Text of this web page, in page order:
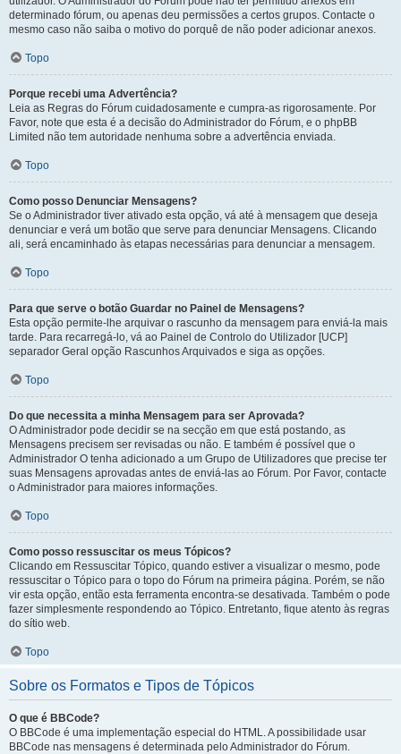
determinado fórum, ou apenas deu permissões a certos grupos. Contacte o
mesmo caso não saiba o motivo do porquê de não poder adicionar anexos.
Topo
Porque recebi uma Advertência?
Leia as Regras do Fórum cuidadosamente e cumpra-as rigorosamente. Por
Favor, note que esta é a decisão do Administrador do Fórum, e o phpBB
Limited não tem autoridade nenhuma sobre a advertência enviada.
Topo
Como posso Denunciar Mensagens?
Se o Administrador tiver ativado esta opção, vá até à mensagem que deseja
denunciar e verá um botão que serve para denunciar Mensagens. Clicando
ali, será encaminhado às etapas necessárias para denunciar a mensagem.
Topo
Para que serve o botão Guardar no Painel de Mensagens?
Esta opção permite-lhe arquivar o rascunho da mensagem para enviá-la mais
tarde. Para recarregá-lo, vá ao Painel de Controlo do Utilizador [UCP]
separador Geral opção Rascunhos Arquivados e siga as opções.
Topo
Do que necessita a minha Mensagem para ser Aprovada?
O Administrador pode decidir se na secção em que está postando, as
Mensagens precisem ser revisadas ou não. E também é possível que o
Administrador O tenha adicionado a um Grupo de Utilizadores que precise ter
suas Mensagens aprovadas antes de enviá-las ao Fórum. Por Favor, contacte
o Administrador para maiores informações.
Topo
Como posso ressuscitar os meus Tópicos?
Clicando em Ressuscitar Tópico, quando estiver a visualizar o mesmo, pode
ressuscitar o Tópico para o topo do Fórum na primeira página. Porém, se não
vir esta opção, então esta ferramenta encontra-se desativada. Também o pode
fazer simplesmente respondendo ao Tópico. Entretanto, fique atento às regras
do sítio web.
Topo
Sobre os Formatos e Tipos de Tópicos
O que é BBCode?
O BBCode é uma implementação especial do HTML. A possibilidade usar
BBCode nas mensagens é determinada pelo Administrador do Fórum.